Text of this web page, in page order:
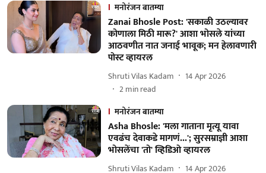
मनोरंजन बातम्या
Zanai Bhosle Post: 'सकाळी उठल्यावर
कोणाला मिठी मारू?' आशा भोसले यांच्या
आठवणीत नात जनाई भावूक; मन हेलावणारी
पोस्ट व्हायरल
Shruti Vilas Kadam
14 Apr 2026
2min read
मनोरंजन बातम्या
Asha Bhosle: 'मला गाताना मृत्यू यावा
एवढंच देवाकडे मागणं...'; सुरसम्राज्ञी आशा
भोसलेंचा 'तो' व्हिडिओ व्हायरल
Shruti Vilas Kadam
14 Apr 2026